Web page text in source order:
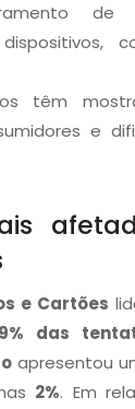
de
têm
e
e Cartões
das
apresentou
2%. Em